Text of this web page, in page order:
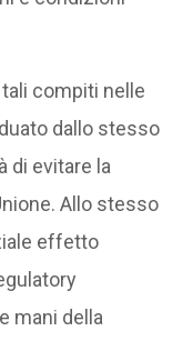
tali compiti nelle
dallo stesso
di evitare la
Allo stesso
effetto
mani della